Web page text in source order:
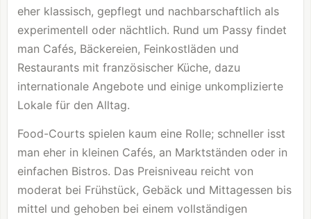
eher klassisch, gepflegt und nachbarschaftlich als
experimentell oder nächtlich. Rund um Passy findet
man Cafés, Bäckereien, Feinkostläden und
Restaurants mit französischer Küche, dazu
internationale Angebote und einige unkomplizierte
Lokale für den Alltag.
Food-Courts spielen kaum eine Rolle; schneller isst
man eher in kleinen Cafés, an Marktständen oder in
einfachen Bistros. Das Preisniveau reicht von
moderat bei Frühstück, Gebäck und Mittagessen bis
mittel und gehoben bei einem vollständigen